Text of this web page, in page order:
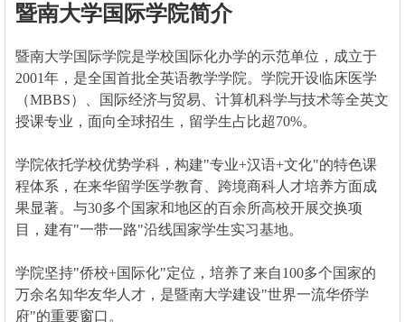
暨南大学国际学院简介
暨南大学国际学院是学校国际化办学的示范单位，成立于
2001年，是全国首批全英语教学学院。学院开设临床医学
（MBBS）、国际经济与贸易、计算机科学与技术等全英文
授课专业，面向全球招生，留学生占比超70%。
学院依托学校优势学科，构建"专业+汉语+文化"的特色课
程体系，在来华留学医学教育、跨境商科人才培养方面成
果显著。与30多个国家和地区的百余所高校开展交换项
目，建有"一带一路"沿线国家学生实习基地。
学院坚持"侨校+国际化"定位，培养了来自100多个国家的
万余名知华友华人才，是暨南大学建设"世界一流华侨学
府"的重要窗口。